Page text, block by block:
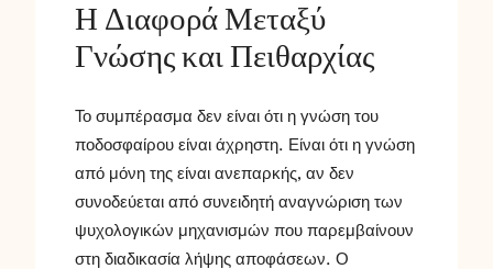
Η Διαφορά Μεταξύ
Γνώσης και Πειθαρχίας
Το συμπέρασμα δεν είναι ότι η γνώση του
ποδοσφαίρου είναι άχρηστη. Είναι ότι η γνώση
από μόνη της είναι ανεπαρκής, αν δεν
συνοδεύεται από συνειδητή αναγνώριση των
ψυχολογικών μηχανισμών που παρεμβαίνουν
στη διαδικασία λήψης αποφάσεων. Ο